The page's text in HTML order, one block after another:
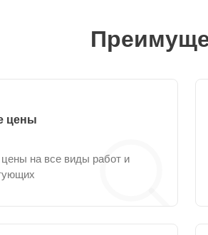
цены
на все виды работ и